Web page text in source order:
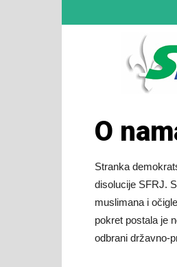
O
Stranka
disolucije SFRJ.
muslimana i
pokret postala je
odbrani državno-